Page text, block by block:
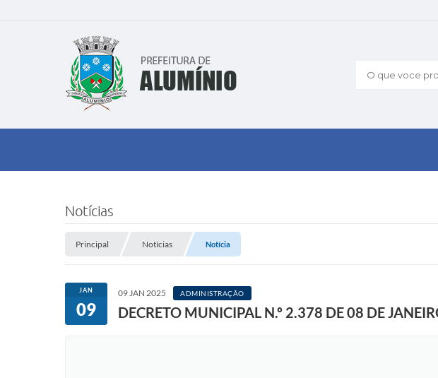
O que voce
Notícias
Principal Notícias Notícia
JAN
09
09 JAN 2025 ADMINISTRAÇÃO
DECRETO MUNICIPAL N.º 2.378 DE 08 DE